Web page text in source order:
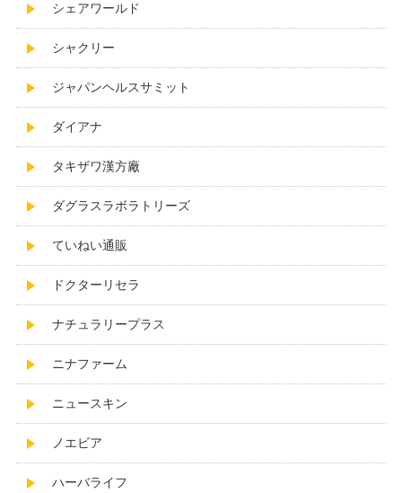
シェアワールド
シャクリー
ジャパンヘルスサミット
ダイアナ
タキザワ漢方廠
ダグラスラボラトリーズ
ていねい通販
ドクターリセラ
ナチュラリープラス
ニナファーム
ニュースキン
ノエビア
ハーバライフ